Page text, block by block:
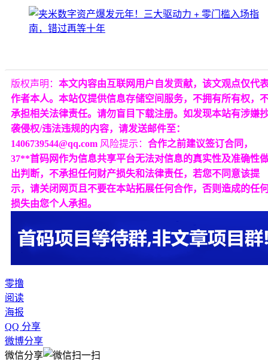
版权声明： 本文内容由互联网用户自发贡献，该文观点仅代
作者本人。本站仅提供信息存储空间服务，不拥有所有权，
承担相关法律责任。请勿盲目下载注册。如发现本站有涉嫌
袭侵权/违法违规的内容，请发送邮件至：
1406739544@qq.com 风险提示： 合作之前建议签订合同，
37**首码网作为信息共享平台无法对信息的真实性及准确性
出判断，不承担任何财产损失和法律责任，若您不同意该提
示，请关闭网页且不要在本站拓展任何合作，否则造成的任
损失由您个人承担。
零撸
阅读
海报
QQ 分享
微博分享
微信分享